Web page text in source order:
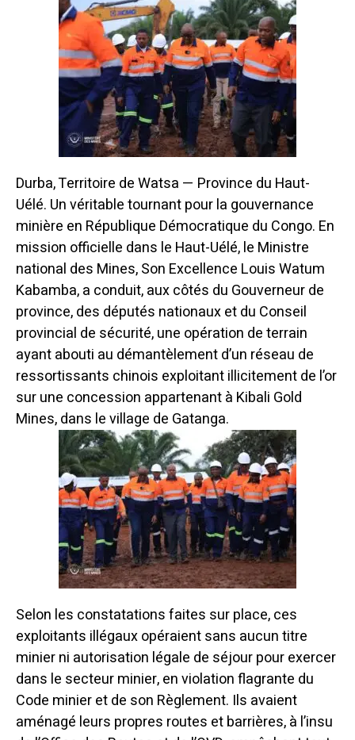
Durba, Territoire de Watsa — Province du Haut-
Uélé. Un véritable tournant pour la gouvernance
minière en République Démocratique du Congo. En
mission officielle dans le Haut-Uélé, le Ministre
national des Mines, Son Excellence Louis Watum
Kabamba, a conduit, aux côtés du Gouverneur de
province, des députés nationaux et du Conseil
provincial de sécurité, une opération de terrain
ayant abouti au démantèlement d’un réseau de
ressortissants chinois exploitant illicitement de l’or
sur une concession appartenant à Kibali Gold
Mines, dans le village de Gatanga.
Selon les constatations faites sur place, ces
exploitants illégaux opéraient sans aucun titre
minier ni autorisation légale de séjour pour exercer
dans le secteur minier, en violation flagrante du
Code minier et de son Règlement. Ils avaient
aménagé leurs propres routes et barrières, à l’insu